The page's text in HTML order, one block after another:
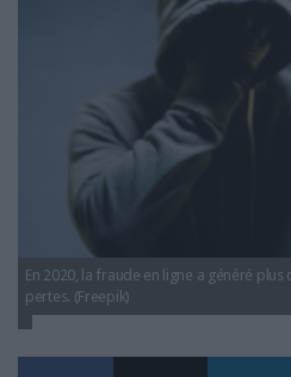
LES BASES DE DONNÉES
L'ANNUAIRE DES ACTEURS
LES LIVRES BLANCS
LES SUPPLÉMENTS
NOS OFFRES D'ABONNEMENTS
En 2020, la fraude en ligne a généré
pertes. (Freepik)